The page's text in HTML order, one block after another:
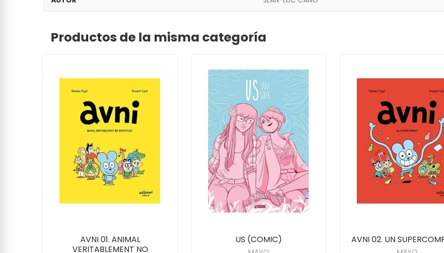
Productos de la misma categoría
AVNI 01. ANIMAL
VERITABLEMENT NO
US (COMIC) AVNI 02. UN